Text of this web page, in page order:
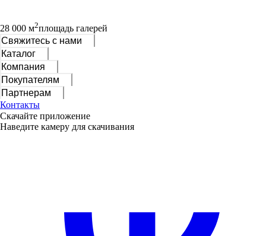
28 000 м2площадь галерей
Свяжитесь с нами
Каталог
Компания
Покупателям
Партнерам
Контакты
Скачайте приложение
Наведите камеру для скачивания